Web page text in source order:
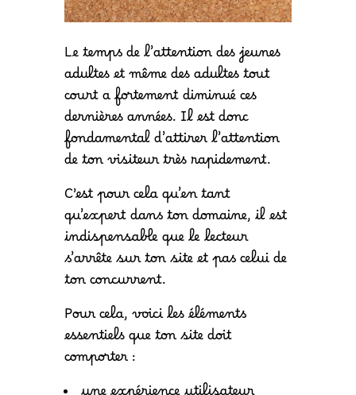
Le temps de l’attention des jeunes
adultes et même des adultes tout
court a fortement diminué ces
dernières années. Il est donc
fondamental d’attirer l’attention
de ton visiteur très rapidement.
C’est pour cela qu’en tant
qu’expert dans ton domaine, il est
indispensable que le lecteur
s’arrête sur ton site et pas celui de
ton concurrent.
Pour cela, voici les éléments
essentiels que ton site doit
comporter :